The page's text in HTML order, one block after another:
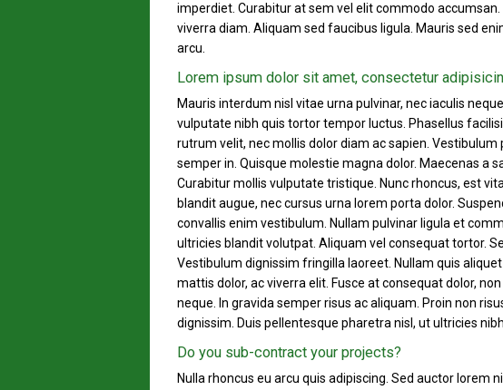
imperdiet. Curabitur at sem vel elit commodo
viverra diam. Aliquam sed faucibus ligula. Mauris sed
arcu.
Lorem ipsum dolor sit amet, consectetur
Mauris interdum nisl vitae urna pulvinar, nec iaculis
vulputate nibh quis tortor tempor luctus. Phasellus
rutrum velit, nec mollis dolor diam ac sapien.
semper in. Quisque molestie magna dolor. Maecenas a
Curabitur mollis vulputate tristique. Nunc rhoncus, est
blandit augue, nec cursus urna lorem porta dolor.
convallis enim vestibulum. Nullam pulvinar ligula et
ultricies blandit volutpat. Aliquam vel consequat tortor.
Vestibulum dignissim fringilla laoreet. Nullam quis
mattis dolor, ac viverra elit. Fusce at consequat dolor,
neque. In gravida semper risus ac aliquam. Proin non
dignissim. Duis pellentesque pharetra nisl, ut ultricies
Do you sub-contract your projects?
Nulla rhoncus eu arcu quis adipiscing. Sed auctor lorem